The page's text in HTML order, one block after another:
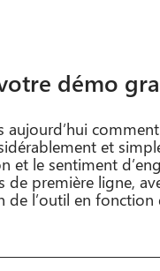
démo
aujourd’hui
et
et le sentiment
de première ligne,
de l’outil en fonction